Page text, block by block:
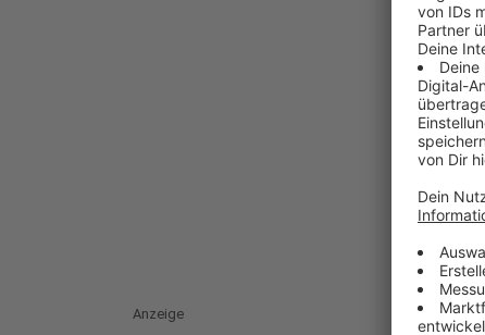
Anzeige